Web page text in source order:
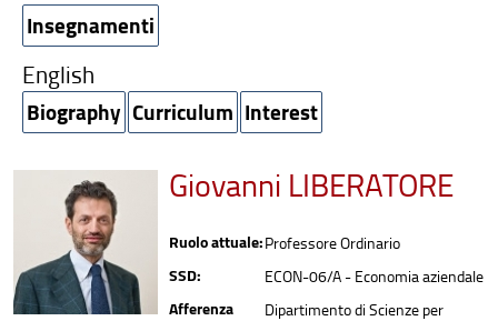
Insegnamenti
English
Biography Curriculum Interest
Giovanni LIBERATORE
Ruolo attuale:Professore Ordinario
SSD: ECON-06/A - Economia aziendale
Afferenza
Dipartimento di Scienze per